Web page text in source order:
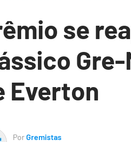
se
Everton
PorGremistas